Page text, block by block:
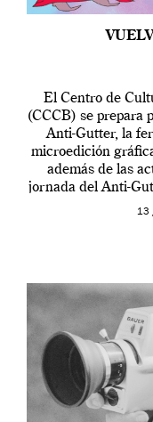
El Centro de
(CCCB) se prepara
Anti-Gutter, la
microedición
además de las
jornada del Anti-
13